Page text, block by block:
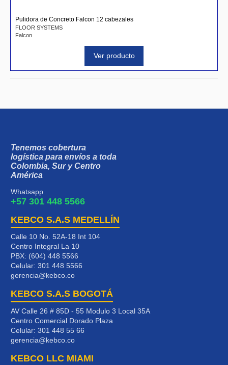
Pulidora de Concreto Falcon 12 cabezales
FLOOR SYSTEMS
Falcon
Ver producto
Tenemos cobertura
logística para envíos a toda
Colombia, Sur y Centro
América
Whatsapp
+57 301 448 5566
KEBCO S.A.S MEDELLÍN
Calle 10 No. 52A-18 Int 104
Centro Integral La 10
PBX: (604) 448 5566
Celular: 301 448 5566
gerencia@kebco.co
KEBCO S.A.S BOGOTÁ
AV Calle 26 # 85D - 55 Modulo 3 Local 35A
Centro Comercial Dorado Plaza
Celular: 301 448 55 66
gerencia@kebco.co
KEBCO LLC MIAMI